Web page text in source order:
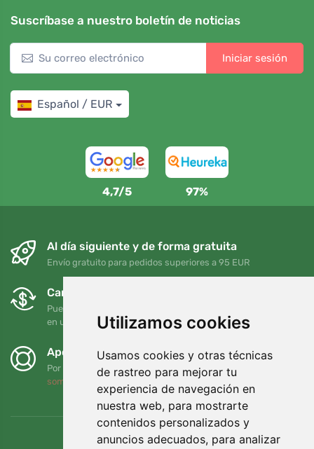
Utilizamos cookies
Usamos cookies y otras técnicas
de rastreo para mejorar tu
experiencia de navegación en
nuestra web, para mostrarte
contenidos personalizados y
anuncios adecuados, para analizar
Suscríbase a nuestro boletín de noticias
Iniciar sesión
Español / EUR
4,7/5 97%
Al día siguiente y de forma gratuita
Envío gratuito para pedidos superiores a 95 EUR
Cambios y devoluciones gratuitos
Puede devolver o cambiar su pedido en cualquier momento
en un plazo de 90 días
Apoyamos a Trees.org
Por cada pedido plantamos un árbol. Leer más
somos